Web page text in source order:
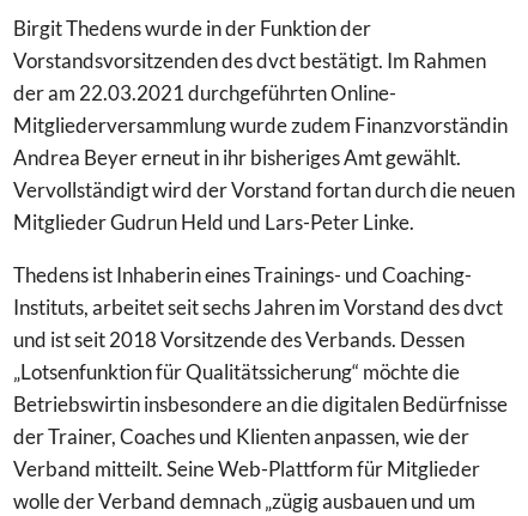
Birgit Thedens wurde in der Funktion der
Vorstandsvorsitzenden des dvct bestätigt. Im Rahmen
der am 22.03.2021 durchgeführten Online-
Mitgliederversammlung wurde zudem Finanzvorständin
Andrea Beyer erneut in ihr bisheriges Amt gewählt.
Vervollständigt wird der Vorstand fortan durch die neuen
Mitglieder Gudrun Held und Lars-Peter Linke.
Thedens ist Inhaberin eines Trainings- und Coaching-
Instituts, arbeitet seit sechs Jahren im Vorstand des dvct
und ist seit 2018 Vorsitzende des Verbands. Dessen
„Lotsenfunktion für Qualitätssicherung“ möchte die
Betriebswirtin insbesondere an die digitalen Bedürfnisse
der Trainer, Coaches und Klienten anpassen, wie der
Verband mitteilt. Seine Web-Plattform für Mitglieder
wolle der Verband demnach „zügig ausbauen und um